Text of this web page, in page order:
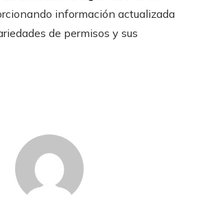
información actualizada
de permisos y sus